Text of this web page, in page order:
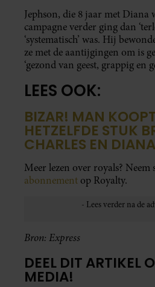
Jephson, die 8 jaar met Diana
campagne verder ging dan
‘systematisch’ was. Hij
ze met de aantijgingen om is
‘gezond van geest, grappig en
LEES OOK:
BIZAR! MAN
HETZELFDE STUK
CHARLES EN DIANA
Meer lezen over royals? Neem
abonnement op Royalty.
Bron: Express
DEEL DIT ARTIKEL
MEDIA!